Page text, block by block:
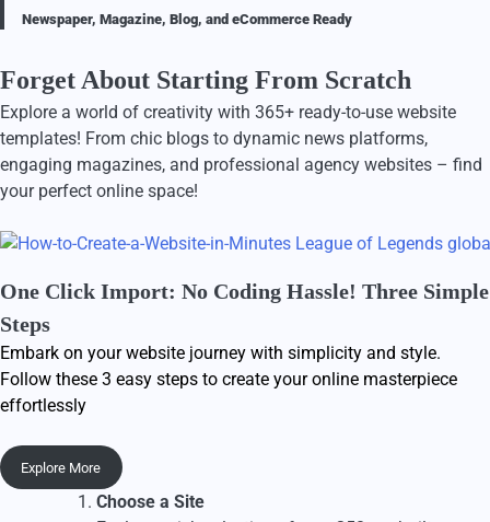
Newspaper, Magazine, Blog, and eCommerce Ready
Forget About Starting From Scratch
Explore a world of creativity with 365+ ready-to-use website
templates! From chic blogs to dynamic news platforms,
engaging magazines, and professional agency websites – find
your perfect online space!
One Click Import: No Coding Hassle! Three Simple
Steps
Embark on your website journey with simplicity and style.
Follow these 3 easy steps to create your online masterpiece
effortlessly
Explore More
Choose a Site